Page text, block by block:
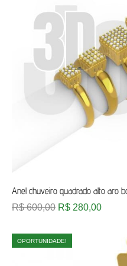
Anel chuveiro quadrado alto aro
R$600,00 R$ 280,00
OPORTUNIDADE!